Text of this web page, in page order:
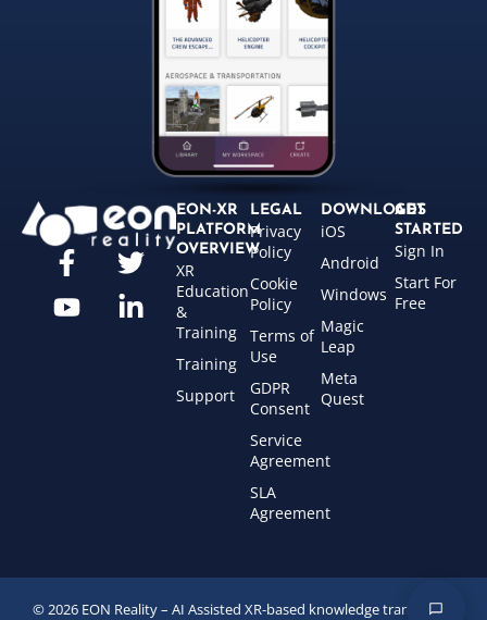
EON-XR
PLATFORM
OVERVIEW
XR
Education
&
Training
Training
Support
LEGAL
Privacy
Policy
Cookie
Policy
Terms of
Use
GDPR
Consent
Service
Agreement
SLA
Agreement
DOWNLOADS
iOS
Android
Windows
Magic
Leap
Meta
Quest
GET
STARTED
Sign In
Start For
Free
© 2026 EON Reality – AI Assisted XR-based knowledge transfer for